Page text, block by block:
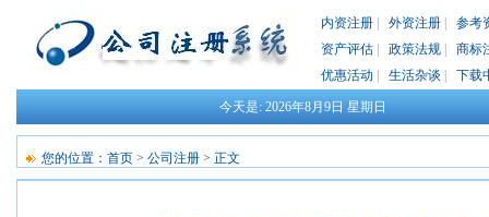
内资注册 外资注册
参考
资产评估
政策法规
商标
优惠活动
生活杂谈 下载
今天是: 2026年8月9日 星期日
您的位置： 首页 > 公司注册 > 正文